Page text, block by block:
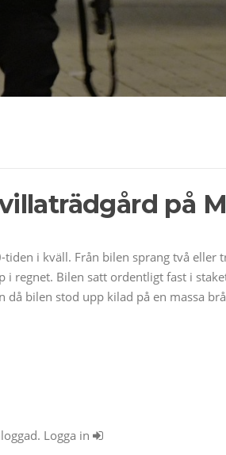
på
i kväll. Från bilen sprang två
regnet. Bilen satt ordentligt fast i
bilen stod upp kilad på en massa
Logga in